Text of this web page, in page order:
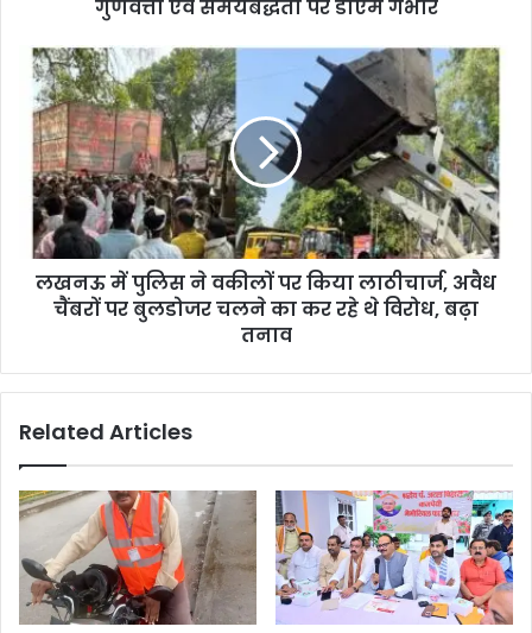
गुणवत्ता एवं समयबद्धता पर डीएम गंभीर
लखनऊ में पुलिस ने वकीलों पर किया लाठीचार्ज, अवैध
चैंबरों पर बुलडोजर चलने का कर रहे थे विरोध, बढ़ा
तनाव
Related Articles